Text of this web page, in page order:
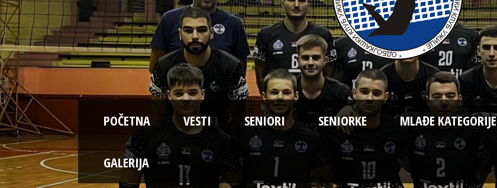
POČETNA VESTI SENIORI SENIORKE MLAĐE KATEGORIJE
GALERIJA